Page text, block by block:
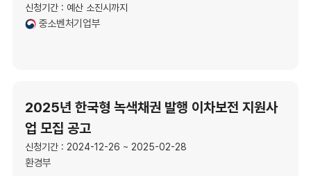
신청기간 : 예산 소진시까지
중소벤처기업부
2025년 한국형 녹색채권 발행 이차보전 지원사
업 모집 공고
신청기간 : 2024-12-26 ~ 2025-02-28
환경부